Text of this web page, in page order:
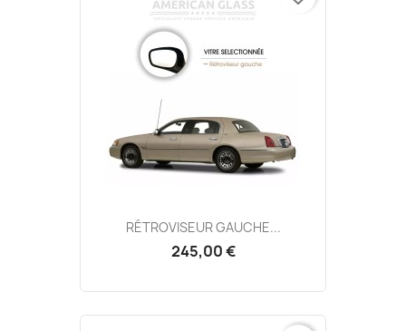
RÉTROVISEUR GAUCHE...
245,00 €